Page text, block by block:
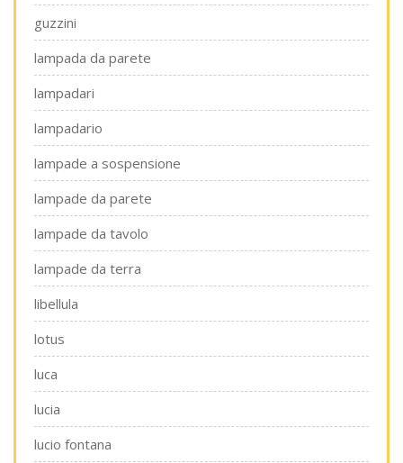
guzzini
lampada da parete
lampadari
lampadario
lampade a sospensione
lampade da parete
lampade da tavolo
lampade da terra
libellula
lotus
luca
lucia
lucio fontana